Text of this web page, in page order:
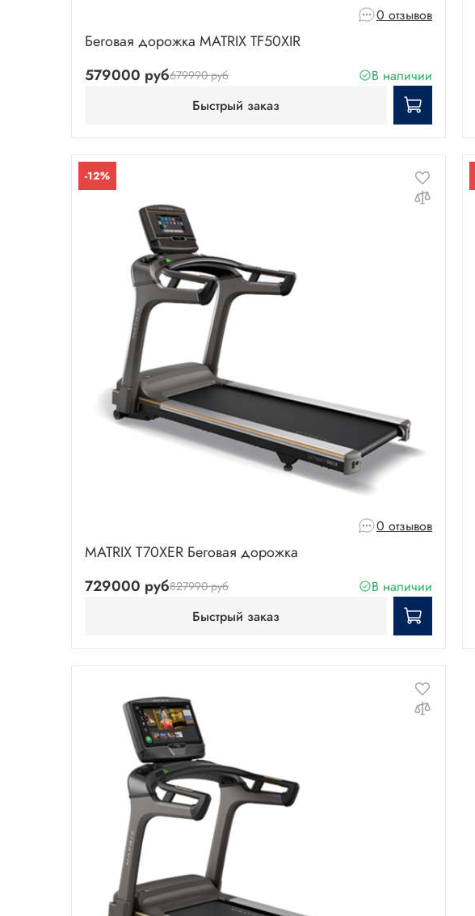
0 отзывов
Беговая дорожка MATRIX TF50XIR
579000 руб679990 руб
В наличии
Быстрый заказ
-12%
0 отзывов
MATRIX T70XER Беговая дорожка
729000 руб827990 руб
В наличии
Быстрый заказ